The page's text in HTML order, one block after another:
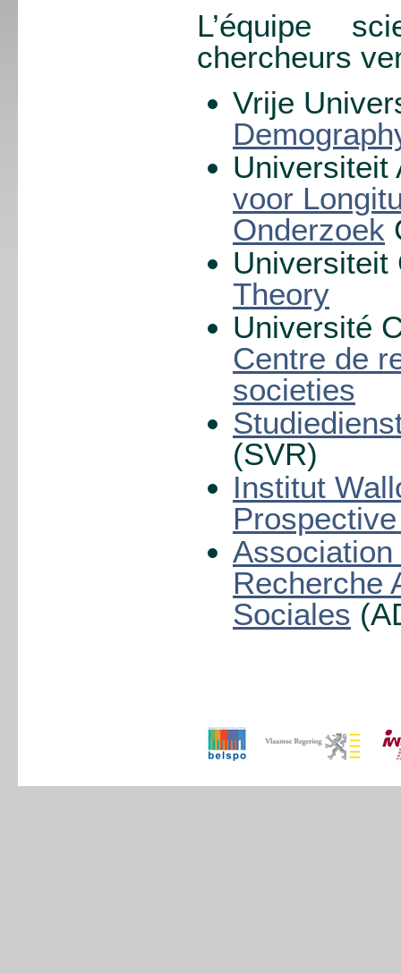
L’équipe
chercheurs
Vrije
voor
Onderzoek
Theory
Université
Centre de
societies
(SVR)
Institut
Recherche
Sociales